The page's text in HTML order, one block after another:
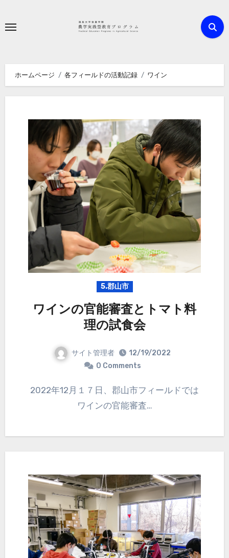
ホームページ 各フィールドの活動記録 ワイン
5.郡山市
ワインの官能審査とトマト料
理の試食会
サイト管理者
12/19/2022
0 Comments
2022年12月１７日、郡山市フィールドでは
ワインの官能審査…